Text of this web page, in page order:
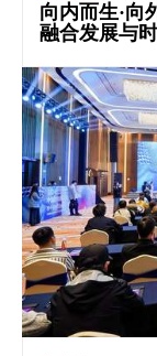
向内而生·向
融合发展与